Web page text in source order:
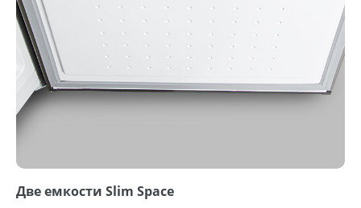
Две емкости Slim Space